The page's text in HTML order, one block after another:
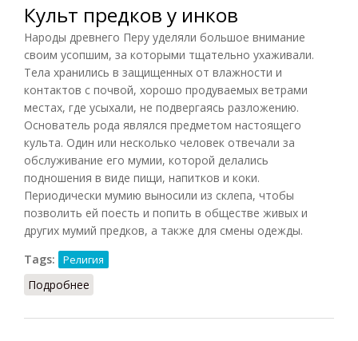
Культ предков у инков
Народы древнего Перу уделяли большое внимание
своим усопшим, за которыми тщательно ухаживали.
Тела хранились в защищенных от влажности и
контактов с почвой, хорошо продуваемых ветрами
местах, где усыхали, не подвергаясь разложению.
Основатель рода являлся предметом настоящего
культа. Один или несколько человек отвечали за
обслуживание его мумии, которой делались
подношения в виде пищи, напитков и коки.
Периодически мумию выносили из склепа, чтобы
позволить ей поесть и попить в обществе живых и
других мумий предков, а также для смены одежды.
Tags:
Религия
Подробнее